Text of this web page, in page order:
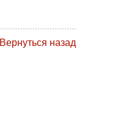
Вернуться назад